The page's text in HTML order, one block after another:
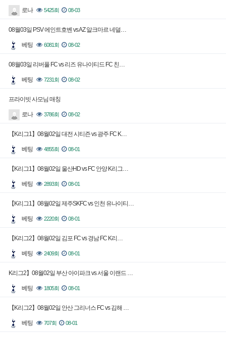
로나 5425회 08-03
08월03일 PSV 에인트호벤 vs AZ 알크마르 네덜…
베팅 6081회 08-02
08월03일 리버풀 FC vs 리즈 유나이티드 FC 친…
베팅 7231회 08-02
프라이빗 사모님 매칭
로나 3786회 08-02
【K리그1】08월02일 대전 시티즌 vs 광주 FC K…
베팅 4855회 08-01
【K리그1】08월02일 울산HD vs FC 안양 K리그…
베팅 2893회 08-01
【K리그1】08월02일 제주SKFC vs 인천 유나이티…
베팅 2220회 08-01
【K리그2】08월02일 김포 FC vs 경남 FC K리…
베팅 2409회 08-01
K리그2】08월02일 부산 아이파크 vs 서울 이랜드 …
베팅 1805회 08-01
【K리그2】08월02일 안산 그리너스 FC vs 김해 …
베팅 707회 08-01